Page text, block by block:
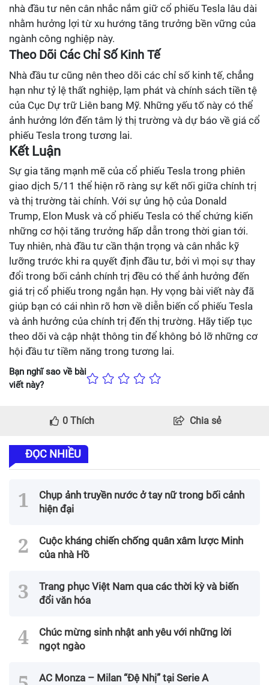
nhà đầu tư nên cân nhắc nắm giữ cổ phiếu Tesla lâu dài
nhằm hưởng lợi từ xu hướng tăng trưởng bền vững của
ngành công nghiệp này.
Theo Dõi Các Chỉ Số Kinh Tế
Nhà đầu tư cũng nên theo dõi các chỉ số kinh tế, chẳng
hạn như tỷ lệ thất nghiệp, lạm phát và chính sách tiền tệ
của Cục Dự trữ Liên bang Mỹ. Những yếu tố này có thể
ảnh hưởng lớn đến tâm lý thị trường và dự báo về giá cổ
phiếu Tesla trong tương lai.
Kết Luận
Sự gia tăng mạnh mẽ của cổ phiếu Tesla trong phiên
giao dịch 5/11 thể hiện rõ ràng sự kết nối giữa chính trị
và thị trường tài chính. Với sự ủng hộ của Donald
Trump, Elon Musk và cổ phiếu Tesla có thể chứng kiến
những cơ hội tăng trưởng hấp dẫn trong thời gian tới.
Tuy nhiên, nhà đầu tư cần thận trọng và cân nhắc kỹ
lưỡng trước khi ra quyết định đầu tư, bởi vì mọi sự thay
đổi trong bối cảnh chính trị đều có thể ảnh hưởng đến
giá trị cổ phiếu trong ngắn hạn. Hy vọng bài viết này đã
giúp bạn có cái nhìn rõ hơn về diễn biến cổ phiếu Tesla
và ảnh hưởng của chính trị đến thị trường. Hãy tiếp tục
theo dõi và cập nhật thông tin để không bỏ lỡ những cơ
hội đầu tư tiềm năng trong tương lai.
Bạn nghĩ sao về bài
viết này?
0 Thích Chia sẻ
ĐỌC NHIỀU
Chụp ảnh truyền nước ở tay nữ trong bối cảnh
hiện đại
Cuộc kháng chiến chống quân xâm lược Minh
của nhà Hồ
Trang phục Việt Nam qua các thời kỳ và biến
đổi văn hóa
Chúc mừng sinh nhật anh yêu với những lời
ngọt ngào
AC Monza – Milan “Đệ Nhị” tại Serie A